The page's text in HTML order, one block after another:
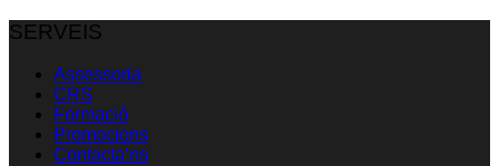
SERVEIS
Assessoria
CRS
Formació
Promocions
Contacta’ns